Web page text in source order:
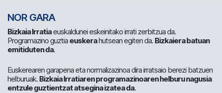
NOR GARA
Bizkaia Irratiaeuskaldunei eskeinitako irrati zerbitzua da.
Programazino guztia euskerahutsean egiten da. Bizkaiera batuan
emitiduten da.
Euskerearen garapena eta normalizazinoa dira irratsaio berezi batzuen
helburuak. Bizkaia Irratiaren programazinoaren helburu nagusia
entzule guztientzat atsegina izatea da.